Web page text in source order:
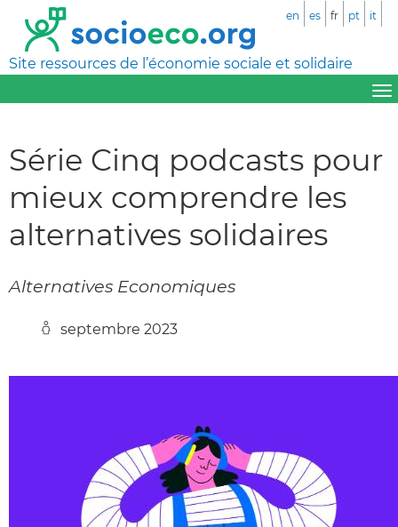
Site ressources de l’économie sociale et solidaire
en es fr pt it
Série Cinq podcasts pour
mieux comprendre les
alternatives solidaires
Alternatives Economiques
septembre 2023